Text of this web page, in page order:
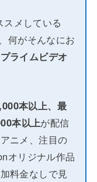
メしている
何がそんなにお
プライムビデオ
本以上、最
本以上が配信
ニメ、注目の
オリジナル作品
料金なしで見